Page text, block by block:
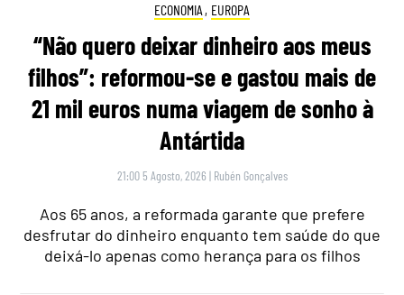
ECONOMIA , EUROPA
“Não quero deixar dinheiro aos meus
filhos”: reformou-se e gastou mais de
21 mil euros numa viagem de sonho à
Antártida
21:00 5 Agosto, 2026 | Rubén Gonçalves
Aos 65 anos, a reformada garante que prefere
desfrutar do dinheiro enquanto tem saúde do que
deixá-lo apenas como herança para os filhos